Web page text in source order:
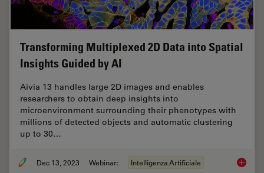
Transforming Multiplexed 2D Data into Spatial
Insights Guided by AI
Aivia 13 handles large 2D images and enables
researchers to obtain deep insights into
microenvironment surrounding their phenotypes with
millions of detected objects and automatic clustering
up to 30…
Dec 13, 2023 Webinar: Intelligenza Artificiale